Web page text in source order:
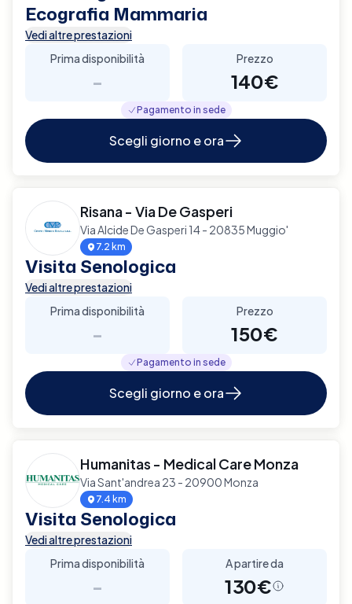
Ecografia Mammaria
Vedi altre prestazioni
Prima disponibilità
-
Prezzo
140€
Pagamento in sede
Scegli giorno e ora
Risana - Via De Gasperi
Via Alcide De Gasperi 14 - 20835 Muggio'
7.2 km
Visita Senologica
Vedi altre prestazioni
Prima disponibilità
-
Prezzo
150€
Pagamento in sede
Scegli giorno e ora
Humanitas - Medical Care Monza
Via Sant'andrea 23 - 20900 Monza
7.4 km
Visita Senologica
Vedi altre prestazioni
Prima disponibilità
-
A partire da
130€